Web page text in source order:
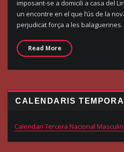
imposant-se a domicili a casa del
un encontre en el que l’ús de la
perjudicat força a les balaguerines.
Read More
CALENDARIS
Calendari Tercera Nacional